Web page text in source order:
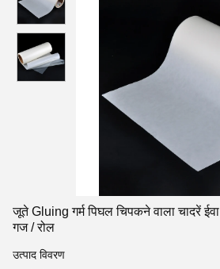
जूते Gluing गर्म पिघल चिपकने वाला चादरें
गज / रोल
उत्पाद विवरण